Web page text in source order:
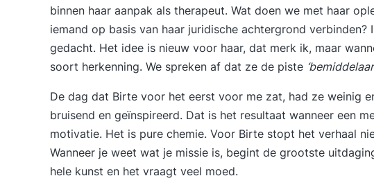
binnen haar aanpak als therapeut. Wat doen we met haar
iemand op basis van haar juridische achtergrond
gedacht. Het idee is nieuw voor haar, dat merk ik, maar
soort herkenning. We spreken af dat ze de piste
De dag dat Birte voor het eerst voor me zat, had ze weinig
bruisend en geïnspireerd. Dat is het resultaat wanneer een
motivatie. Het is pure chemie. Voor Birte stopt het verhaal
Wanneer je weet wat je missie is, begint de grootste
hele kunst en het vraagt veel moed.